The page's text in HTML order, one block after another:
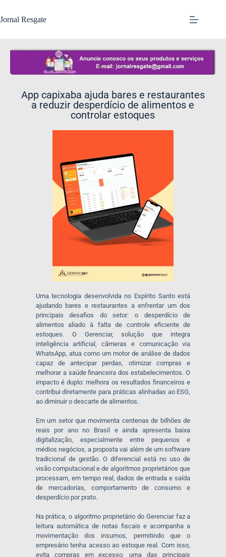
Jornal Resgate
App capixaba ajuda bares e restaurantes
a reduzir desperdício de alimentos e
controlar estoques
Uma tecnologia desenvolvida no Espírito Santo está
ajudando bares e restaurantes a enfrentar um dos
principais desafios do setor: o desperdício de
alimentos aliado à falta de controle eficiente de
estoques. O Gerenciar, solução que integra
inteligência artificial, câmeras e comunicação via
WhatsApp, atua como um motor de análise de dados
capaz de antecipar perdas, otimizar compras e
melhorar a saúde financeira dos estabelecimentos. O
impacto é duplo: melhora os resultados financeiros e
contribui diretamente para práticas alinhadas ao ESG,
ao diminuir o descarte de alimentos.
Em um setor que movimenta centenas de bilhões de
reais por ano no Brasil e ainda apresenta baixa
digitalização, especialmente entre pequenos e
médios negócios, a proposta vai além de um software
tradicional de gestão. O diferencial está no uso de
visão computacional e de algoritmos proprietários que
processam, em tempo real, dados de entrada e saída
de mercadorias, comportamento de consumo e
desperdício por prato.
Na prática, o algoritmo proprietário do Gerenciar faz a
leitura automática de notas fiscais e acompanha a
movimentação dos insumos, permitindo que o
empresário tenha acesso ao estoque real. Com isso,
evita compras em excesso, uma das principais